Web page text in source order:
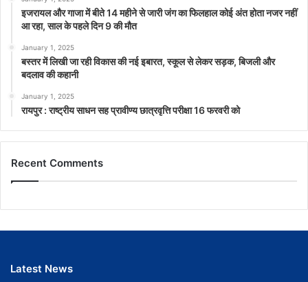
इजरायल और गाजा में बीते 14 महीने से जारी जंग का फिलहाल कोई अंत होता नजर नहीं
आ रहा, साल के पहले दिन 9 की मौत
January 1, 2025
बस्तर में लिखी जा रही विकास की नई इबारत, स्कूल से लेकर सड़क, बिजली और
बदलाव की कहानी
January 1, 2025
रायपुर : राष्ट्रीय साधन सह प्रावीण्य छात्रवृत्ति परीक्षा 16 फरवरी को
Recent Comments
Latest News